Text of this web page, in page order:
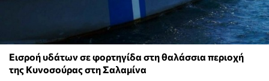
Εισροή υδάτων σε φορτηγίδα στη θαλάσσια περιοχή
της Κυνοσούρας στη Σαλαμίνα